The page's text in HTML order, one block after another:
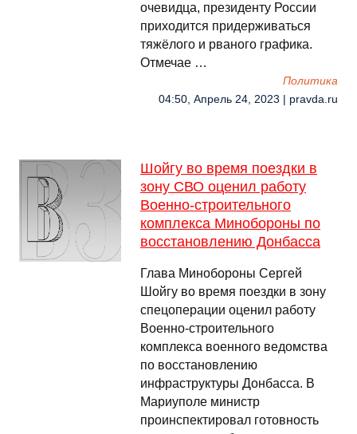
очевидца, президенту России
приходится придерживаться
тяжёлого и рваного графика.
Отмечае …
Политика
04:50, Апрель 24, 2023 | pravda.ru
Шойгу во время поездки в
зону СВО оценил работу
Военно-строительного
комплекса Минобороны по
восстановлению Донбасса
Глава Минобороны Сергей
Шойгу во время поездки в зону
спецоперации оценил работу
Военно-строительного
комплекса военного ведомства
по восстановлению
инфраструктуры Донбасса. В
Мариуполе министр
проинспектировал готовность